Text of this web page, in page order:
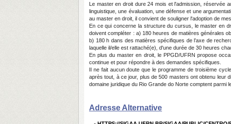
Le master en droit dure 24 mois et l'admission, réservée
linguistique, une évaluation, une défense et une
au master en droit, il convient de souligner l'adoption de
En ce qui concerne la structure du cursus, le master en
doivent compléter : a) 180 heures de matières générales
b) 180 h dans des matières spécifiques de l’axe de
laquelle il/elle est rattaché(e), d'une durée de 30 heures
En plus du master en droit, le PPGD/UFRN propose
continue et pour répondre à des demandes spécifiques.
Il ne fait aucun doute que le programme de troisième
après tout, à ce jour, plus de 500 masters ont obtenu leur
domaine juridique du Rio Grande do Norte comptent parmi
Adresse Alternative